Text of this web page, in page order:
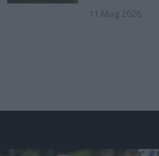
11 Mag 2026